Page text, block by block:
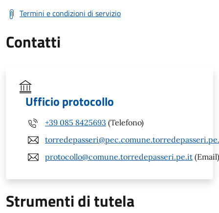
Termini e condizioni di servizio
Contatti
Ufficio protocollo
+39 085 8425693 (Telefono)
protocollo@comune.torredepasseri.pe.it (Email)
Strumenti di tutela